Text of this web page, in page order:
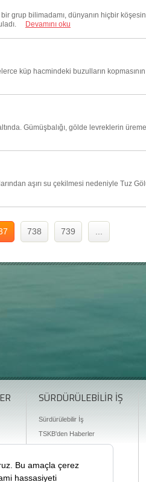
grup bilimadamı, dünyanın hiçbir
Devamını oku
küp hacmindeki buzulların
Gümüşbalığı, gölde levreklerin
aşırı su çekilmesi nedeniyle Tuz
738 739
SÜRDÜRÜLEBİLİR İŞ
Sürdürülebilir İş
TSKB'den Haberler